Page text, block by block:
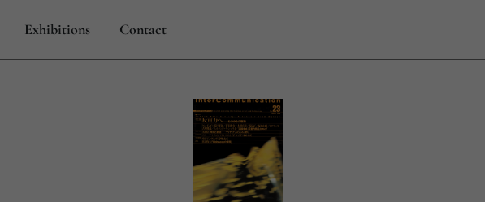
Exhibitions Contact